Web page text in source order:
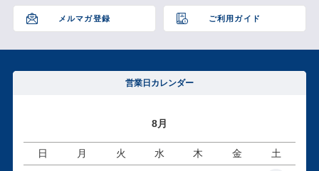
メルマガ登録 ご利用ガイド
へ
営業日カレンダー
8月
日 月 火 水 木 金 土